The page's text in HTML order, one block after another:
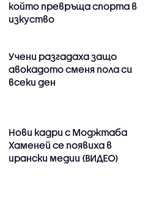
който превръща спорта в
изкуство
Учени разгадаха защо
авокадото сменя пола си
всеки ден
Нови кадри с Моджтаба
Хаменей се появиха в
ирански медии (ВИДЕО)